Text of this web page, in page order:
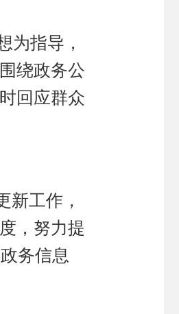
为指导，
绕政务公
回应群众
新工作，
，努力提
务信息